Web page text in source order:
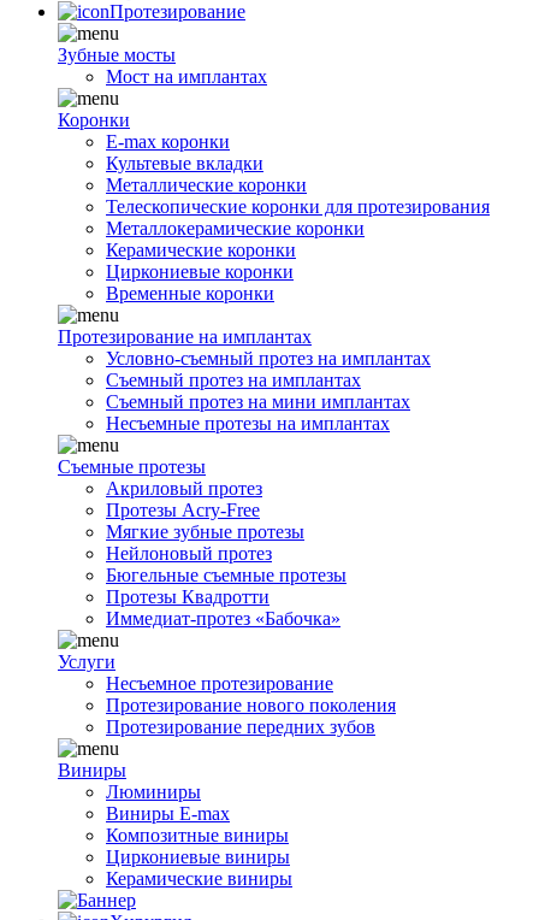
Протезирование
Зубные мосты
Мост на имплантах
Коронки
E-max коронки
Культевые вкладки
Металлические коронки
Телескопические коронки для протезирования
Металлокерамические коронки
Керамические коронки
Циркониевые коронки
Временные коронки
Протезирование на имплантах
Условно-съемный протез на имплантах
Съемный протез на имплантах
Съемный протез на мини имплантах
Несъемные протезы на имплантах
Съемные протезы
Акриловый протез
Протезы Acry-Free
Мягкие зубные протезы
Нейлоновый протез
Бюгельные съемные протезы
Протезы Квадротти
Иммедиат-протез «Бабочка»
Услуги
Несъемное протезирование
Протезирование нового поколения
Протезирование передних зубов
Виниры
Люминиры
Виниры E-max
Композитные виниры
Циркониевые виниры
Керамические виниры